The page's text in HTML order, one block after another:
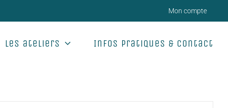
Mon compte
Les ateliers Infos pratiques & Contact